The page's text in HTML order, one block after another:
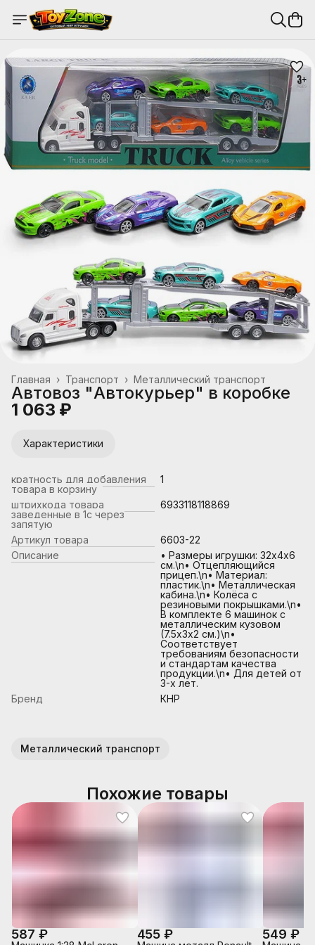
Металлический транспорт
Транспорт ›
Главная ›
Автовоз "Автокурьер" в коробке
1 063 ₽
Характеристики
кратность для добавления
товара в корзину
1
штрихкода товара
заведенные в 1с через
запятую
6933118118869
Артикул товара
6603-22
Описание
• Размеры игрушки: 32х4х6
см.\n• Отцепляющийся
прицеп.\n• Материал:
пластик.\n• Металлическая
кабина.\n• Колёса с
резиновыми покрышками.\n•
В комплекте 6 машинок с
металлическим кузовом
(7.5х3х2 см.)\n•
Соответствует
требованиям безопасности
и стандартам качества
продукции.\n• Для детей от
3-х лет.
Бренд
КНР
Металлический транспорт
Похожие товары
587 ₽ 455 ₽ 549 ₽